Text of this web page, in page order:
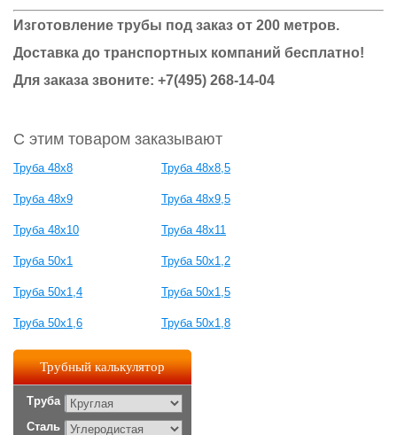
Изготовление трубы под заказ от 200 метров.
Доставка до транспортных компаний бесплатно!
Для заказа звоните: +7(495) 268-14-04
С этим товаром заказывают
Труба 48x8 Труба 48x8,5
Труба 48x9 Труба 48x9,5
Труба 48x10 Труба 48x11
Труба 50x1 Труба 50x1,2
Труба 50x1,4 Труба 50x1,5
Труба 50x1,6 Труба 50x1,8
Трубный калькулятор
Труба
Сталь